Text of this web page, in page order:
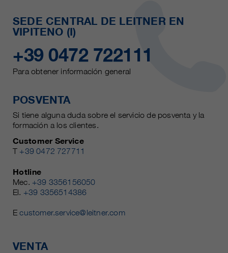
SEDE CENTRAL DE LEITNER EN
VIPITENO (I)
+39 0472 722111
Para obtener información general
POSVENTA
Si tiene alguna duda sobre el servicio de posventa y la
formación a los clientes.
Customer Service
T +39 0472 727711
Hotline
Mec. +39 3356156050
El. +39 3356514386
Ecustomer.service@leitner.com
VENTA